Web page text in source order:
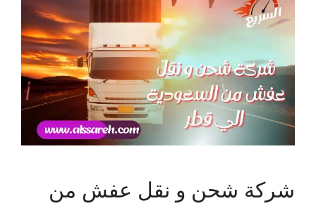
شركة شحن و نقل عفش من